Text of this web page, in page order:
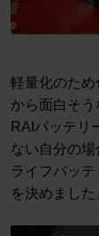
軽量化のた
から面白そ
RAIバッテリ
ない自分の
ライフバッ
を決めました